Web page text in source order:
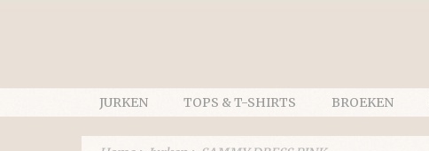
JURKEN TOPS & T-SHIRTS BROEKEN